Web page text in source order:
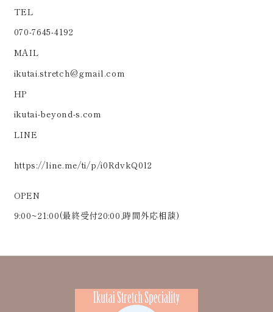
TEL
070-7645-4192
MAIL
ikutai.stretch@gmail.com
HP
ikutai-beyond-s.com
LINE
https://line.me/ti/p/i0RdvkQ0l2
OPEN
9:00~21:00(最終受付20:00,時間外応相談)